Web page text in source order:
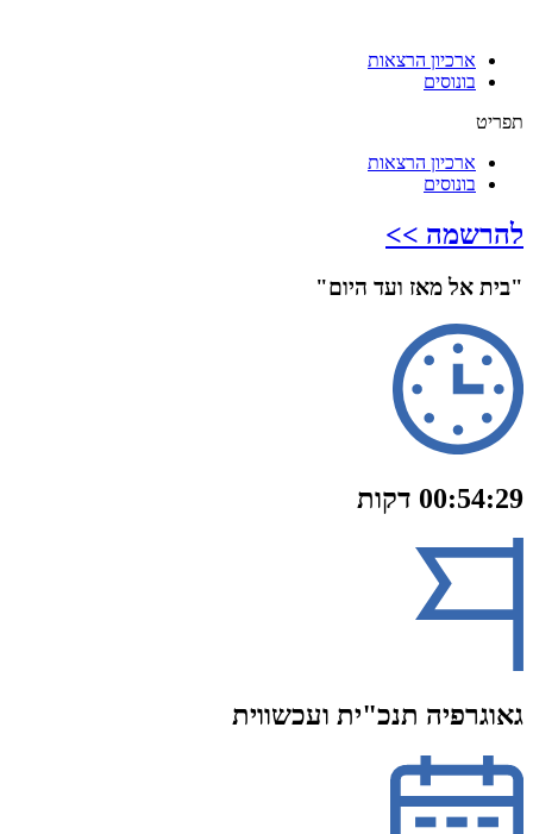
ארכיון הרצאות
בונוסים
תפריט
ארכיון הרצאות
בונוסים
להרשמה >>
"בית אל מאז ועד היום"
00:54:29 דקות
גאוגרפיה תנכ"ית ועכשווית